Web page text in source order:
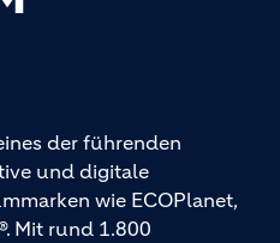
der führenden
und digitale
wie ECOPlanet,
Mit rund 1.800